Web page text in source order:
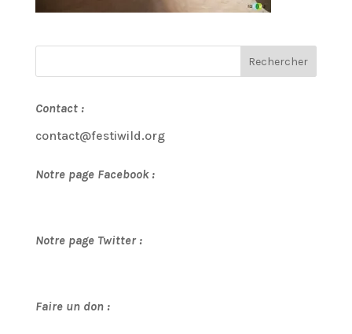
Contact :
contact@festiwild.org
Notre page Facebook :
Notre page Twitter :
Faire un don :